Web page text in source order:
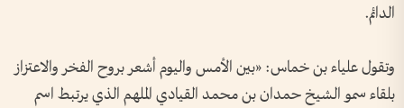
الدائم.
وتقول علياء بن خماس: «بين الأمس واليوم أشعر بروح الفخر والاعتزاز
بلقاء سمو الشيخ حمدان بن محمد القيادي الملهم الذي يرتبط اسم